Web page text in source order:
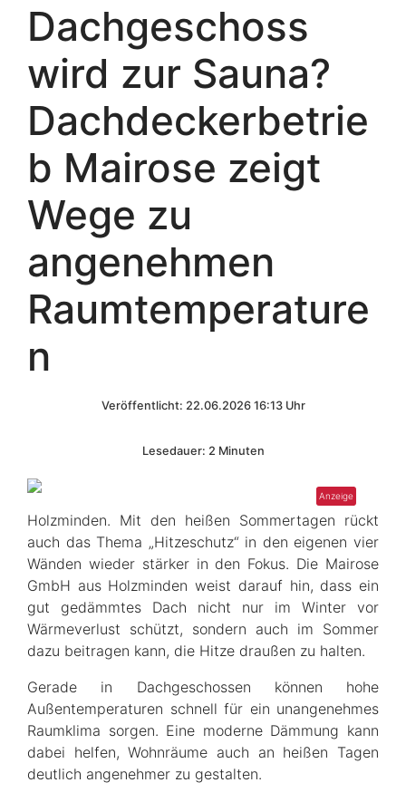
Dachgeschoss
wird zur Sauna?
Dachdeckerbetrie
b Mairose zeigt
Wege zu
angenehmen
Raumtemperature
n
Veröffentlicht: 22.06.2026 16:13 Uhr
Lesedauer: 2 Minuten
Holzminden. Mit den heißen Sommertagen rückt
auch das Thema „Hitzeschutz“ in den eigenen vier
Wänden wieder stärker in den Fokus. Die Mairose
GmbH aus Holzminden weist darauf hin, dass ein
gut gedämmtes Dach nicht nur im Winter vor
Wärmeverlust schützt, sondern auch im Sommer
dazu beitragen kann, die Hitze draußen zu halten.
Gerade in Dachgeschossen können hohe
Außentemperaturen schnell für ein unangenehmes
Raumklima sorgen. Eine moderne Dämmung kann
dabei helfen, Wohnräume auch an heißen Tagen
deutlich angenehmer zu gestalten.